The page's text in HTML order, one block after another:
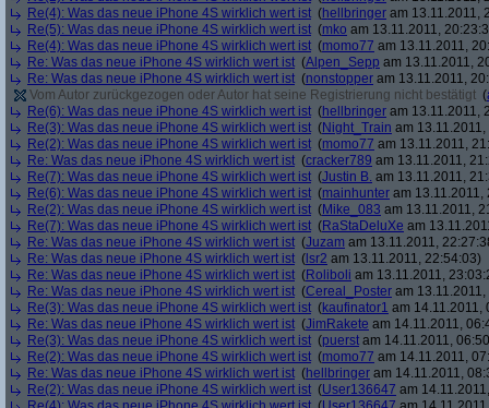
Re(4): Was das neue iPhone 4S wirklich wert ist (hellbringer am 13.11.2011,
Re(5): Was das neue iPhone 4S wirklich wert ist (mko am 13.11.2011,
Re(4): Was das neue iPhone 4S wirklich wert ist (momo77 am 13.11.2011,
Re: Was das neue iPhone 4S wirklich wert ist (Alpen_Sepp am 13.11.2011,
Re: Was das neue iPhone 4S wirklich wert ist (nonstopper am 13.11.2011,
Vom Autor zurückgezogen oder Autor hat seine Registrierung nicht bestätigt (
Re(6): Was das neue iPhone 4S wirklich wert ist (hellbringer am 13.11.2011,
Re(3): Was das neue iPhone 4S wirklich wert ist (Night_Train am
Re(2): Was das neue iPhone 4S wirklich wert ist (momo77 am 13.11.2011,
Re: Was das neue iPhone 4S wirklich wert ist (cracker789 am 13.11.2011,
Re(7): Was das neue iPhone 4S wirklich wert ist (Justin B. am 13.11.2011,
Re(6): Was das neue iPhone 4S wirklich wert ist (mainhunter am 13.11.2011,
Re(2): Was das neue iPhone 4S wirklich wert ist (Mike_083 am 13.11.2011,
Re(7): Was das neue iPhone 4S wirklich wert ist (RaStaDeluXe am
Re: Was das neue iPhone 4S wirklich wert ist (Juzam am 13.11.2011,
Re: Was das neue iPhone 4S wirklich wert ist ( lsr2 am 13.11.2011, 22:54:03)
Re: Was das neue iPhone 4S wirklich wert ist (Roliboli am 13.11.2011,
Re: Was das neue iPhone 4S wirklich wert ist (Cereal_Poster am
Re(3): Was das neue iPhone 4S wirklich wert ist (kaufinator1 am 14.11.2011,
Re: Was das neue iPhone 4S wirklich wert ist (JimRakete am 14.11.2011,
Re(3): Was das neue iPhone 4S wirklich wert ist (puerst am 14.11.2011,
Re(2): Was das neue iPhone 4S wirklich wert ist (momo77 am 14.11.2011,
Re: Was das neue iPhone 4S wirklich wert ist (hellbringer am 14.11.2011,
Re(2): Was das neue iPhone 4S wirklich wert ist (User136647 am